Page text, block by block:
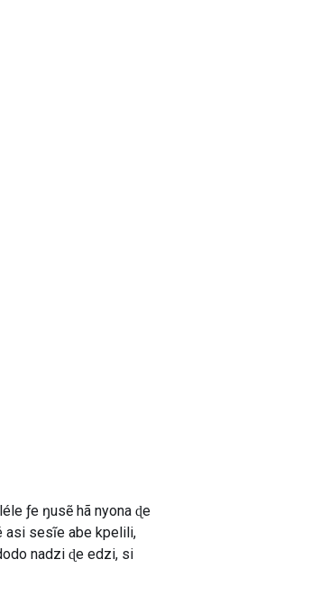
ƒe ŋusẽ hã nyona ɖe
asi sesĩe abe kpelili,
nadzi ɖe edzi, si